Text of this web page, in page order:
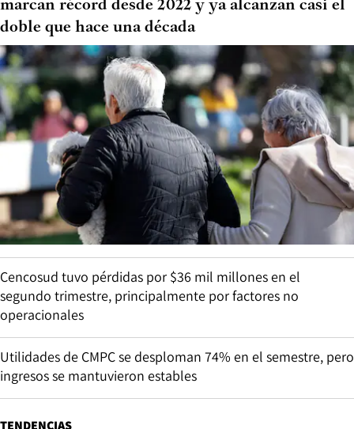
marcan récord desde 2022 y ya alcanzan casi el
doble que hace una década
Cencosud tuvo pérdidas por $36 mil millones en el
segundo trimestre, principalmente por factores no
operacionales
Utilidades de CMPC se desploman 74% en el semestre, pero
ingresos se mantuvieron estables
TENDENCIAS